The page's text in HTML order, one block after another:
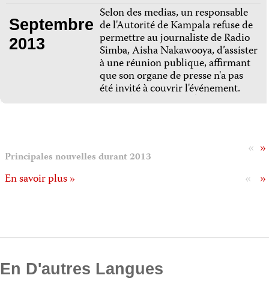
Septembre
2013
Selon des medias, un responsable
de l'Autorité de Kampala refuse de
permettre au journaliste de Radio
Simba, Aisha Nakawooya, d’assister
à une réunion publique, affirmant
que son organe de presse n'a pas
été invité à couvrir l'événement.
»
«
Principales nouvelles durant 2013
»
«
En savoir plus »
En D'autres Langues